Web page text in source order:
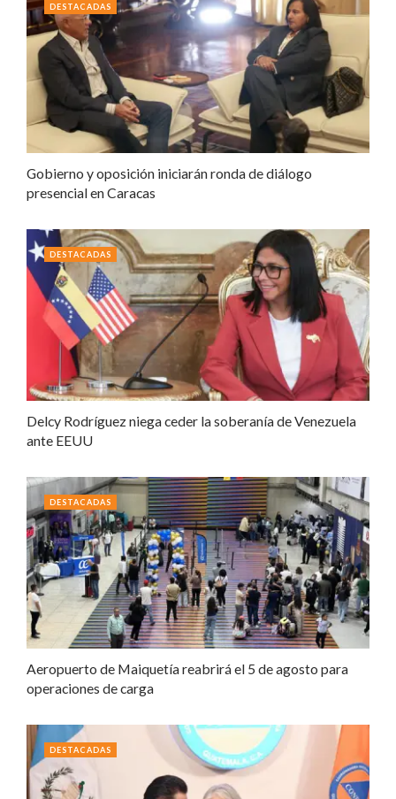
Gobierno y oposición iniciarán ronda de diálogo
presencial en Caracas
DESTACADAS
Delcy Rodríguez niega ceder la soberanía de Venezuela
ante EEUU
DESTACADAS
Aeropuerto de Maiquetía reabrirá el 5 de agosto para
operaciones de carga
DESTACADAS
DESTACADAS